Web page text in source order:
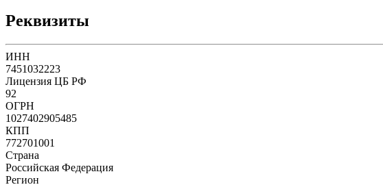
Реквизиты
ИНН
7451032223
Лицензия ЦБ РФ
92
ОГРН
1027402905485
КПП
772701001
Страна
Российская Федерация
Регион